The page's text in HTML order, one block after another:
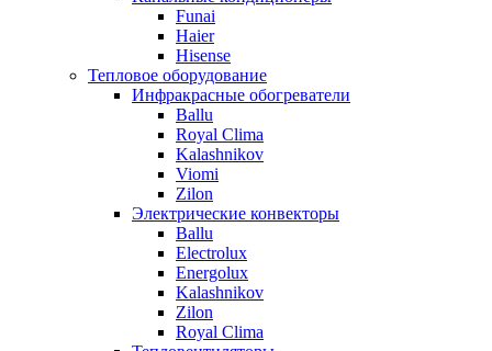
Funai
Haier
Hisense
Тепловое оборудование
Инфракрасные обогреватели
Ballu
Royal Clima
Kalashnikov
Viomi
Zilon
Электрические конвекторы
Ballu
Electrolux
Energolux
Kalashnikov
Zilon
Royal Clima